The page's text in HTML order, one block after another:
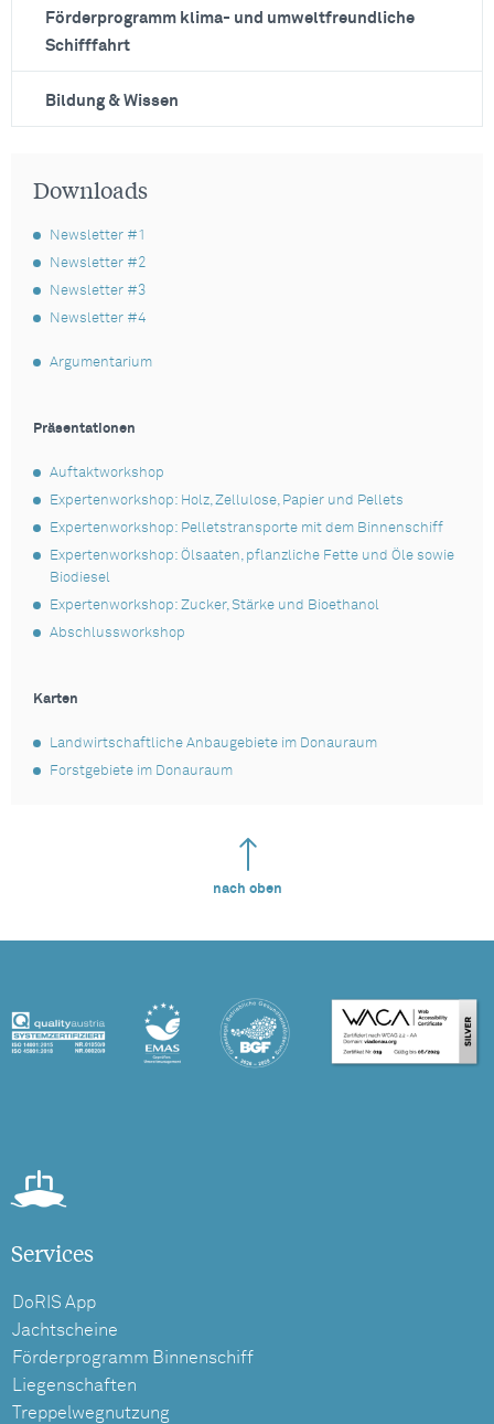
Förderprogramm klima- und umweltfreundliche
Schifffahrt
Bildung & Wissen
Downloads
Newsletter #1
Newsletter #2
Newsletter #3
Newsletter #4
Argumentarium
Präsentationen
Auftaktworkshop
Expertenworkshop: Holz, Zellulose, Papier und Pellets
Expertenworkshop: Pelletstransporte mit dem Binnenschiff
Expertenworkshop: Ölsaaten, pflanzliche Fette und Öle sowie
Biodiesel
Expertenworkshop: Zucker, Stärke und Bioethanol
Abschlussworkshop
Karten
Landwirtschaftliche Anbaugebiete im Donauraum
Forstgebiete im Donauraum
nach oben
Services
DoRIS App
Jachtscheine
Förderprogramm Binnenschiff
Liegenschaften
Treppelwegnutzung